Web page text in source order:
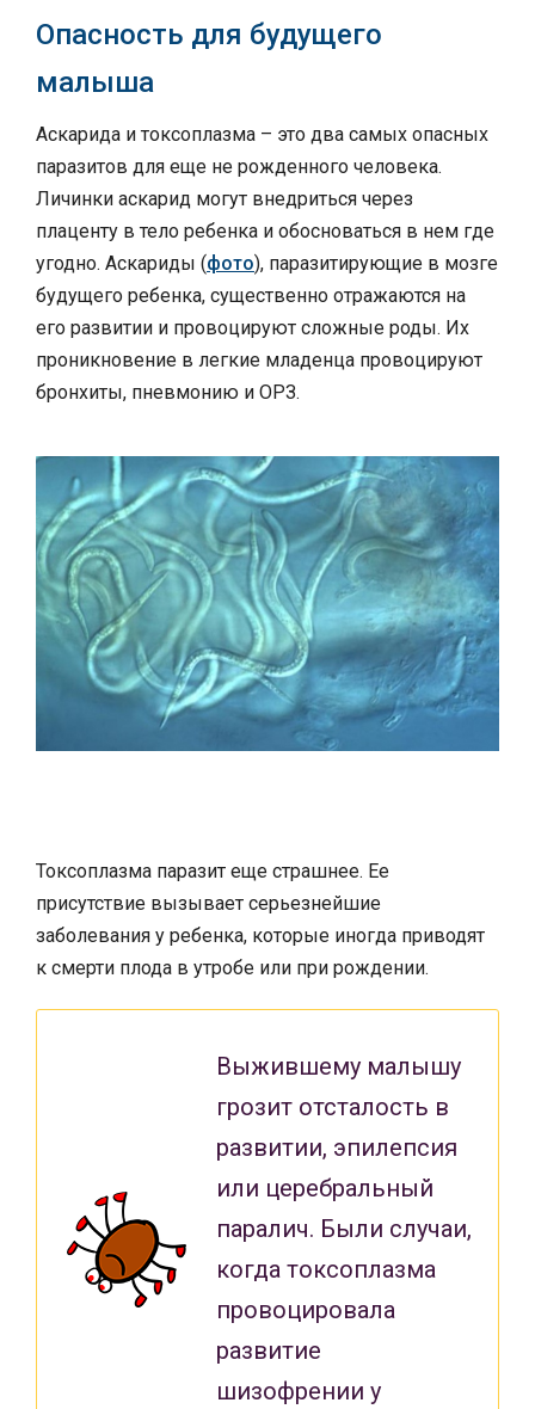
Опасность для будущего
малыша
Аскарида и токсоплазма – это два самых опасных
паразитов для еще не рожденного человека.
Личинки аскарид могут внедриться через
плаценту в тело ребенка и обосноваться в нем где
угодно. Аскариды (фото), паразитирующие в мозге
будущего ребенка, существенно отражаются на
его развитии и провоцируют сложные роды. Их
проникновение в легкие младенца провоцируют
бронхиты, пневмонию и ОРЗ.
Токсоплазма паразит еще страшнее. Ее
присутствие вызывает серьезнейшие
заболевания у ребенка, которые иногда приводят
к смерти плода в утробе или при рождении.
Выжившему малышу
грозит отсталость в
развитии, эпилепсия
или церебральный
паралич. Были случаи,
когда токсоплазма
провоцировала
развитие
шизофрении у